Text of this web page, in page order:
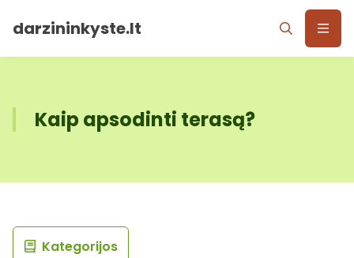
darzininkyste.lt
Kaip apsodinti terasą?
Kategorijos